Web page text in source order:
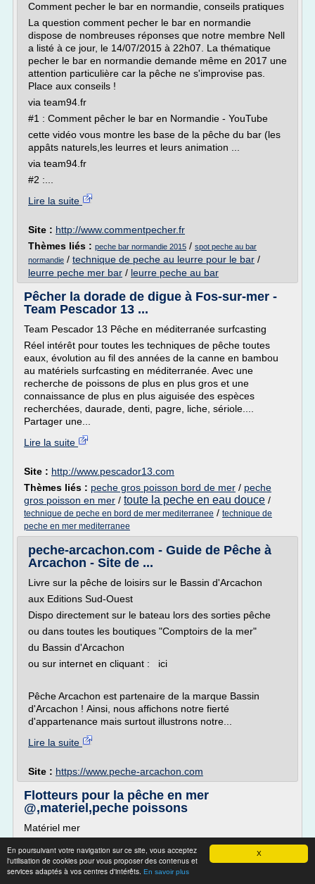
X
En poursuivant votre navigation sur ce site, vous acceptez
l'utilisation de cookies pour vous proposer des contenus et
services adaptés à vos centres d'intérêts. En savoir plus
Comment pecher le bar en normandie, conseils pratiques
La question comment pecher le bar en normandie
dispose de nombreuses réponses que notre membre Nell
a listé à ce jour, le 14/07/2015 à 22h07. La thématique
pecher le bar en normandie demande même en 2017 une
attention particulière car la pêche ne s'improvise pas.
Place aux conseils !
via team94.fr
#1 : Comment pêcher le bar en Normandie - YouTube
cette vidéo vous montre les base de la pêche du bar (les
appâts naturels,les leurres et leurs animation ...
via team94.fr
#2 :...
Lire la suite
Site : http://www.commentpecher.fr
Thèmes liés : peche bar normandie 2015 / spot peche au bar
normandie / technique de peche au leurre pour le bar /
leurre peche mer bar / leurre peche au bar
Pêcher la dorade de digue à Fos-sur-mer -
Team Pescador 13 ...
Team Pescador 13 Pêche en méditerranée surfcasting
Réel intérêt pour toutes les techniques de pêche toutes
eaux, évolution au fil des années de la canne en bambou
au matériels surfcasting en méditerranée. Avec une
recherche de poissons de plus en plus gros et une
connaissance de plus en plus aiguisée des espèces
recherchées, daurade, denti, pagre, liche, sériole....
Partager une...
Lire la suite
Site : http://www.pescador13.com
Thèmes liés : peche gros poisson bord de mer / peche
gros poisson en mer / toute la peche en eau douce /
technique de peche en bord de mer mediterranee / technique de
peche en mer mediterranee
peche-arcachon.com - Guide de Pêche à
Arcachon - Site de ...
Livre sur la pêche de loisirs sur le Bassin d'Arcachon
aux Editions Sud-Ouest
Dispo directement sur le bateau lors des sorties pêche
ou dans toutes les boutiques "Comptoirs de la mer"
du Bassin d'Arcachon
ou sur internet en cliquant : ici
Pêche Arcachon est partenaire de la marque Bassin
d'Arcachon ! Ainsi, nous affichons notre fierté
d'appartenance mais surtout illustrons notre...
Lire la suite
Site : https://www.peche-arcachon.com
Flotteurs pour la pêche en mer
@,materiel,peche poissons
Matériel mer
Les flotteurs les plus utilisés en mer sont les bulles d'eau (
Buldo ). Ce type de flotteur permet de prospecter une